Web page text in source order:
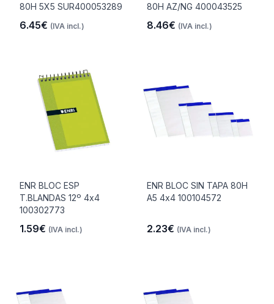
80H 5X5 SUR400053289
6.45€ (IVA incl.)
80H AZ/NG 400043525
8.46€ (IVA incl.)
ENR BLOC ESP
T.BLANDAS 12º 4x4
100302773
1.59€ (IVA incl.)
ENR BLOC SIN TAPA 80H
A5 4x4 100104572
2.23€ (IVA incl.)